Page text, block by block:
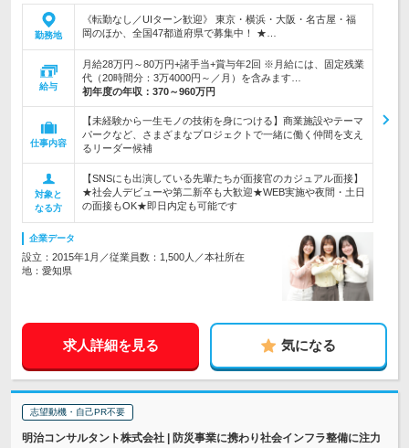
勤務地
《転勤なし／UIターン歓迎》 東京・横浜・大阪・名古屋・福
岡のほか、全国47都道府県で募集中！ ★…
給与
月給28万円～80万円+諸手当+賞与年2回 ※月給には、固定残業
代（20時間分：3万4000円～／月）を含みます…
初年度の年収： 370～960万円
仕事内容
【未経験から一生モノの技術を身につける】商業施設やテーマ
パークなど、さまざまなプロジェクトで一緒に働く仲間を支え
るリーダー候補
対象と
なる方
【SNSにも出演している先輩たちが面接官のカジュアル面接】
★社会人デビューや第二新卒も大歓迎★WEB実施や夜間・土日
の面接もOK★即日内定も可能です
企業データ
設立：2015年1月／従業員数：1,500人／本社所在
地：愛知県
求人詳細を見る 気になる
志望動機・自己PR不要
明治コンサルタント株式会社 | 防災事業に携わり社会インフラ整備に注力